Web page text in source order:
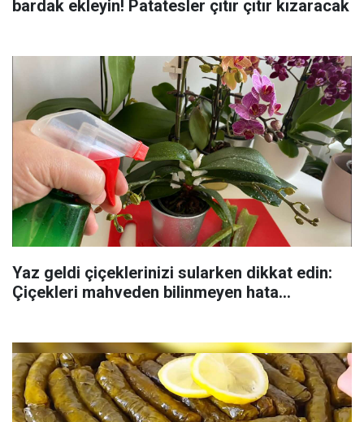
bardak ekleyin! Patatesler çıtır çıtır kızaracak
Yaz geldi çiçeklerinizi sularken dikkat edin:
Çiçekleri mahveden bilinmeyen hata...